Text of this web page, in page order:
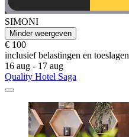
SIMONI
Minder weergeven
€ 100
inclusief belastingen en toeslagen
16 aug - 17 aug
Quality Hotel Saga